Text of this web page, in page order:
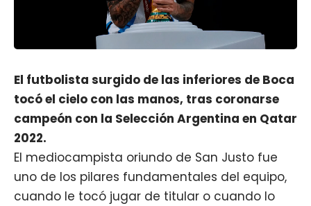
El futbolista surgido de las inferiores de Boca
tocó el cielo con las manos, tras coronarse
campeón con la Selección Argentina en Qatar
2022.
El mediocampista oriundo de San Justo fue
uno de los pilares fundamentales del equipo,
cuando le tocó jugar de titular o cuando lo